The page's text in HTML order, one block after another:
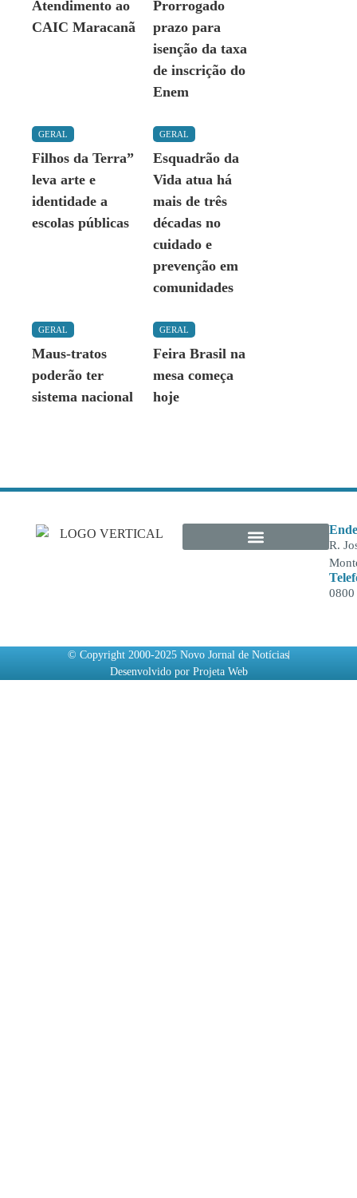
Atendimento ao
CAIC Maracanã
Prorrogado
prazo para
isenção da taxa
de inscrição do
Enem
GERAL
Filhos da Terra”
leva arte e
identidade a
escolas públicas
GERAL
Esquadrão da
Vida atua há
mais de três
décadas no
cuidado e
prevenção em
comunidades
GERAL
Maus-tratos
poderão ter
sistema nacional
GERAL
Feira Brasil na
mesa começa
hoje
R.
0800
© Copyright 2000-2025 Novo Jornal de Notícias
Desenvolvido por Projeta Web